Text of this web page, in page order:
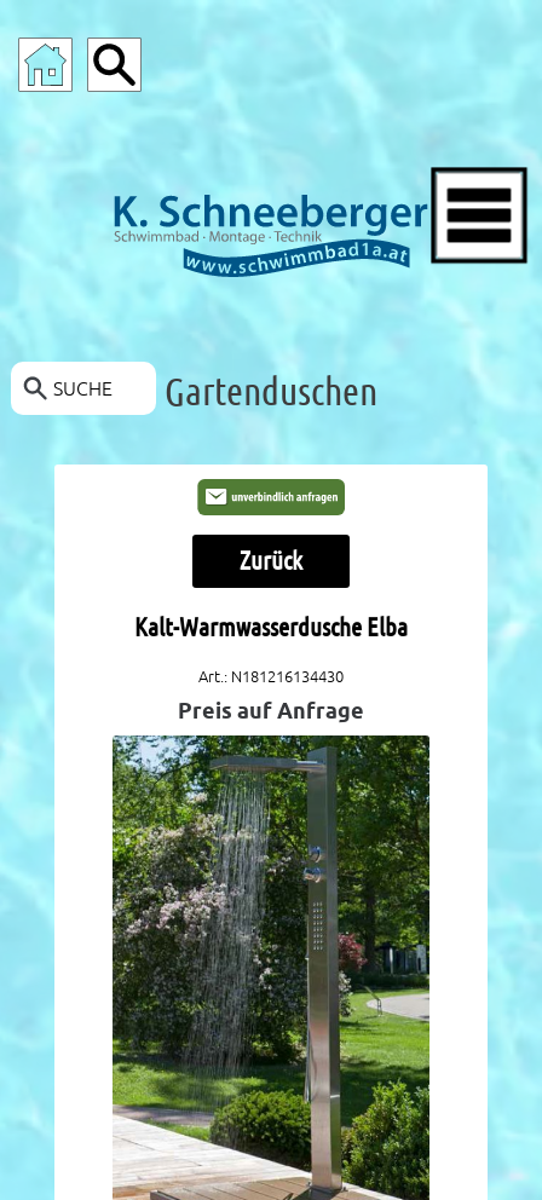
SUCHE Gartenduschen
Zurück
Kalt-Warmwasserdusche Elba
Art.: N181216134430
Preis auf Anfrage